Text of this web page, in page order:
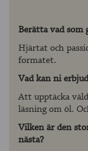
Berätta vad som
Hjärtat och
formatet.
Vad kan ni
Att upptäcka
läsning om öl.
Vilken är den
nästa?